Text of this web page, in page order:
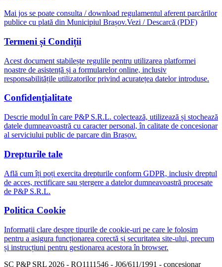
Mai jos se poate consulta / download regulamentul aferent parcărilor
publice cu plată din Municipiul Brașov.Vezi / Descarcă (PDF)
Termeni și Condiții
Acest document stabilește regulile pentru utilizarea platformei
noastre de asistență și a formularelor online, inclusiv
responsabilitățile utilizatorilor privind acuratețea datelor introduse.
Confidențialitate
Descrie modul în care P&P S.R.L. colectează, utilizează și stochează
datele dumneavoastră cu caracter personal, în calitate de concesionar
al serviciului public de parcare din Brașov.
Drepturile tale
Află cum îți poți exercita drepturile conform GDPR, inclusiv dreptul
de acces, rectificare sau ștergere a datelor dumneavoastră procesate
de P&P S.R.L.
Politica Cookie
Informații clare despre tipurile de cookie-uri pe care le folosim
pentru a asigura funcționarea corectă și securitatea site-ului, precum
și instrucțiuni pentru gestionarea acestora în browser.
SC P&P SRL 2026 - RO1111546 - J06/611/1991 - concesionar